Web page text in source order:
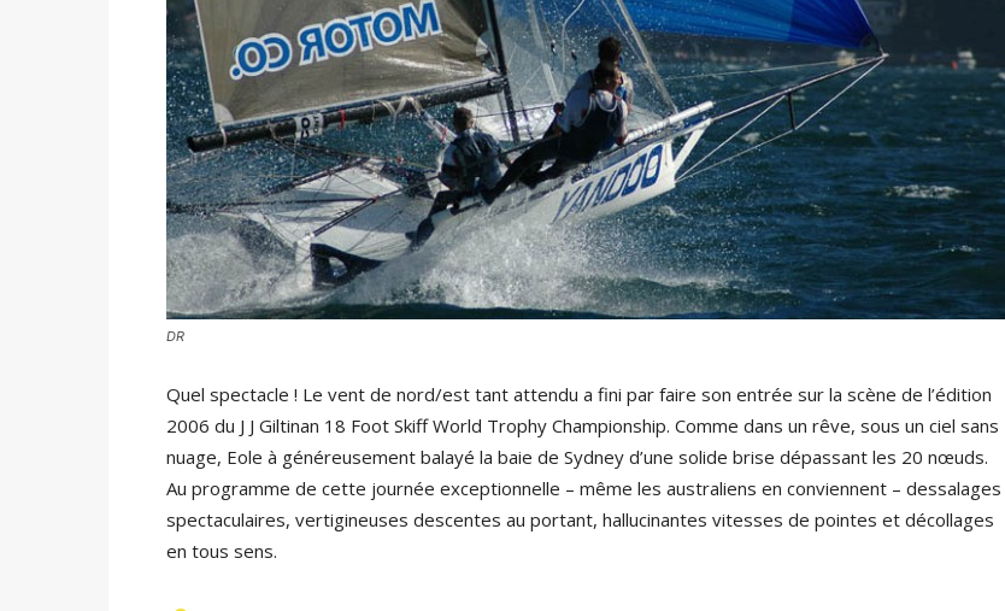
DR
Quel spectacle ! Le vent de nord/est tant attendu a fini par faire son entrée sur la scène de l’édition
2006 du J J Giltinan 18 Foot Skiff World Trophy Championship. Comme dans un rêve, sous un ciel sans
nuage, Eole à généreusement balayé la baie de Sydney d’une solide brise dépassant les 20 nœuds.
Au programme de cette journée exceptionnelle – même les australiens en conviennent – dessalages
spectaculaires, vertigineuses descentes au portant, hallucinantes vitesses de pointes et décollages
en tous sens.